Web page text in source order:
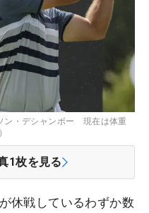
ン・デシャンボー 現在は体重
1枚を見る
休戦しているわずか数